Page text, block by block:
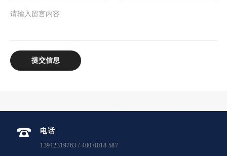
电话
13912319763 / 400 0018 587